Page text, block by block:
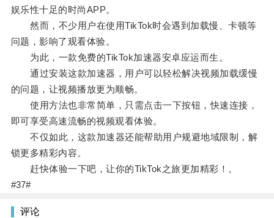
娱乐性十足的时尚APP。
然而，不少用户在使用TikTok时会遇到加载慢、卡顿等
问题，影响了观看体验。
为此，一款免费的TikTok加速器安卓应运而生。
通过安装这款加速器，用户可以轻松解决视频加载缓慢
的问题，让视频播放更为顺畅。
使用方法也非常简单，只需点击一下按钮，快速连接，
即可享受高速流畅的视频观看体验。
不仅如此，这款加速器还能帮助用户规避地域限制，解
锁更多精彩内容。
赶快体验一下吧，让你的TikTok之旅更加精彩！。
#37#
评论